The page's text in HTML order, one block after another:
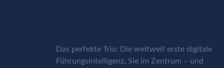
Das perfekte Trio: Die weltweit erste digitale
Führungsintelligenz, Sie im Zentrum – und